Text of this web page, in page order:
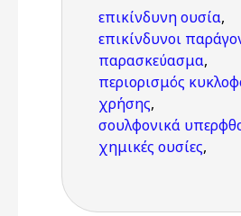
επικίνδυνη ουσία,
επικίνδυνοι
παρασκεύασμα,
περιορισμός
χρήσης,
σουλφονικά
χημικές ουσίες,